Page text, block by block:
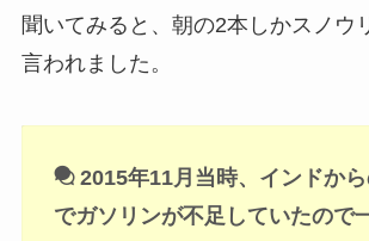
聞いてみると、朝の2本しかスノウ
言われました。
2015年11月当時、インドか
でガソリンが不足していたので